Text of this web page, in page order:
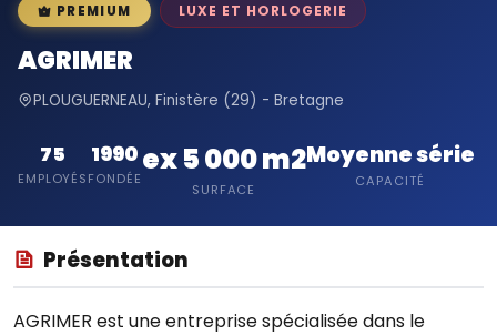
PREMIUM LUXE ET HORLOGERIE
AGRIMER
PLOUGUERNEAU, Finistère (29) - Bretagne
75
EMPLOYÉS
1990
FONDÉE
ex 5 000 m2
SURFACE
Moyenne série
CAPACITÉ
Présentation
AGRIMER est une entreprise spécialisée dans le